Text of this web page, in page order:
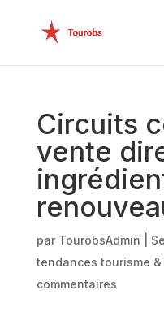
Circuits
vente
par TourobsAdmin
tendances tourisme &
commentaires